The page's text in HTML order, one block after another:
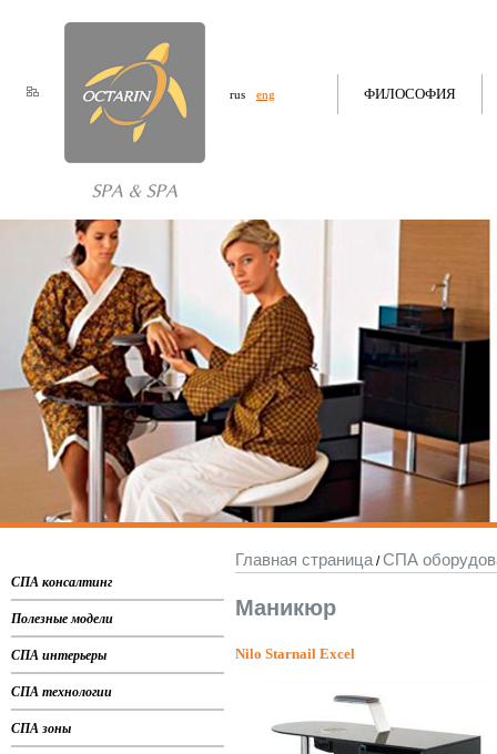
rus eng ФИЛОСОФИЯ
СПА консалтинг
Полезные модели
СПА интерьеры
СПА технологии
СПА зоны
Главная страница/СПА
Маникюр
Nilo Starnail Excel